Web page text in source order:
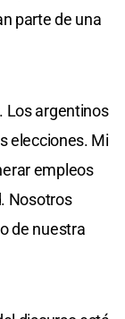
parte de una
Los argentinos
elecciones. Mi
empleos
Nosotros
de nuestra